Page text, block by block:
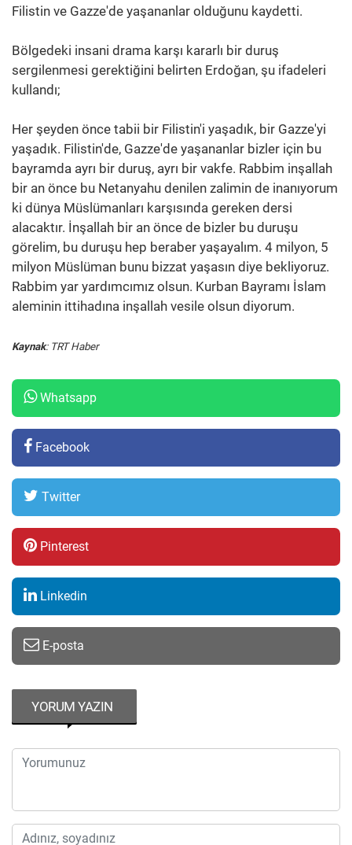
Filistin ve Gazze'de yaşananlar olduğunu kaydetti.
Bölgedeki insani drama karşı kararlı bir duruş
sergilenmesi gerektiğini belirten Erdoğan, şu ifadeleri
kullandı;
Her şeyden önce tabii bir Filistin'i yaşadık, bir Gazze'yi
yaşadık. Filistin'de, Gazze'de yaşananlar bizler için bu
bayramda ayrı bir duruş, ayrı bir vakfe. Rabbim inşallah
bir an önce bu Netanyahu denilen zalimin de inanıyorum
ki dünya Müslümanları karşısında gereken dersi
alacaktır. İnşallah bir an önce de bizler bu duruşu
görelim, bu duruşu hep beraber yaşayalım. 4 milyon, 5
milyon Müslüman bunu bizzat yaşasın diye bekliyoruz.
Rabbim yar yardımcımız olsun. Kurban Bayramı İslam
aleminin ittihadına inşallah vesile olsun diyorum.
Kaynak: TRT Haber
Whatsapp
Facebook
Twitter
Pinterest
Linkedin
E-posta
YORUM YAZIN